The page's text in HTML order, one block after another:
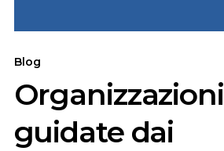
Blog
Organizzazioni
guidate dai